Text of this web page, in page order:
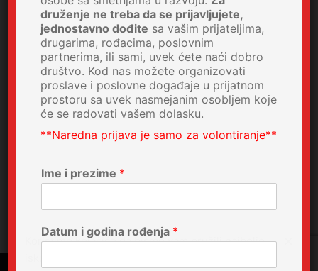
Koristimo kolačiće da bismo vam pružili najbolje
druženje ne treba da se prijavljujete,
jednostavno dođite sa vašim prijateljima,
drugarima, rođacima, poslovnim
partnerima, ili sami, uvek ćete naći dobro
društvo. Kod nas možete organizovati
proslave i poslovne događaje u prijatnom
prostoru sa uvek nasmejanim osobljem koje
će se radovati vašem dolasku.
**Naredna prijava je samo za volontiranje**
Ime i prezime *
Datum i godina rođenja *